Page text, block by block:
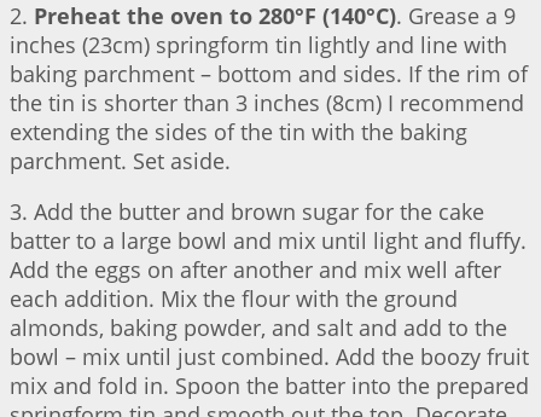
2. Preheat the oven to 280°F (140°C). Grease a 9
inches (23cm) springform tin lightly and line with
baking parchment – bottom and sides. If the rim of
the tin is shorter than 3 inches (8cm) I recommend
extending the sides of the tin with the baking
parchment. Set aside.
3. Add the butter and brown sugar for the cake
batter to a large bowl and mix until light and fluffy.
Add the eggs on after another and mix well after
each addition. Mix the flour with the ground
almonds, baking powder, and salt and add to the
bowl – mix until just combined. Add the boozy fruit
mix and fold in. Spoon the batter into the prepared